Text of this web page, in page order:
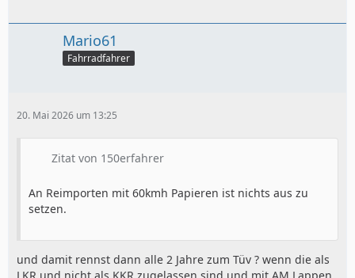
Mario61
Fahrradfahrer
20. Mai 2026 um 13:25
Zitat von 150erfahrer
An Reimporten mit 60kmh Papieren ist nichts aus zu
setzen.
und damit rennst dann alle 2 Jahre zum Tüv ? wenn die als